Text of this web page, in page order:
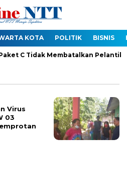
KOTA POLITIK BISNIS
Membatalkan Pelantikan
Virus
03